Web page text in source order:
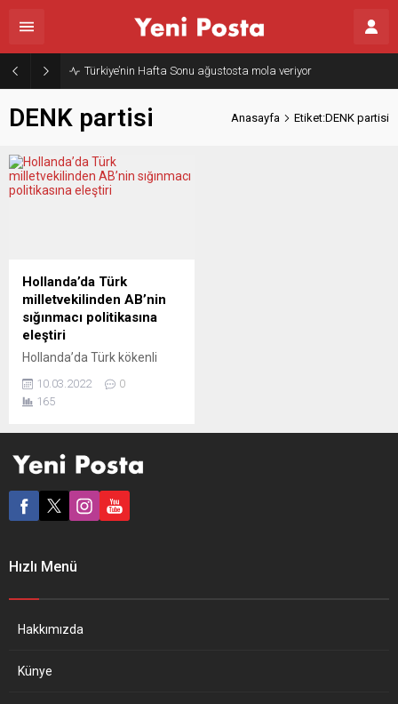
Türkiye’nin Hafta Sonu ağustosta mola veriyor
DENK partisi Anasayfa Etiket:DENK partisi
Hollanda’da Türk
milletvekilinden AB’nin
sığınmacı politikasına
eleştiri
Hollanda’da Türk kökenli
Hollanda ve Avrupa’nın
sığınmacı politikasını
göçmenlerin oluşturduğu
Kuzu, Hollanda
Parlamentosu’ndaki
bir konuşma yaptı. Kuzu,
terk etmek zorunda kalan
10.03.2022
0
165
Hızlı Menü
Hakkımızda
Künye